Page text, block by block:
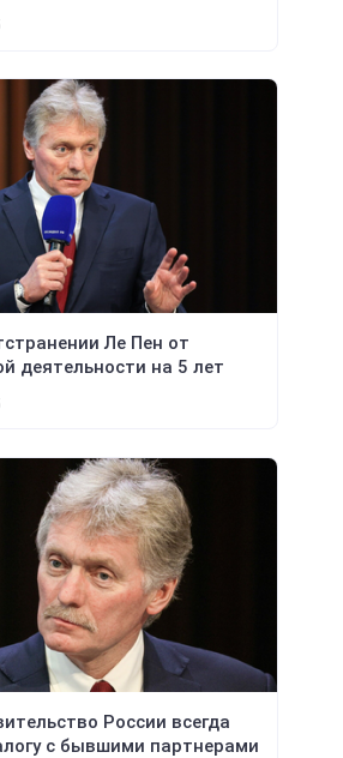
Ле Пен от
деятельности на 5 лет
России всегда
с бывшими партнерами